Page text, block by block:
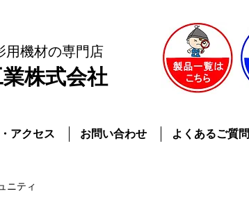
株式会社
機材の専門店
アクセス お問い合わせ よくあるご質問
ニティ